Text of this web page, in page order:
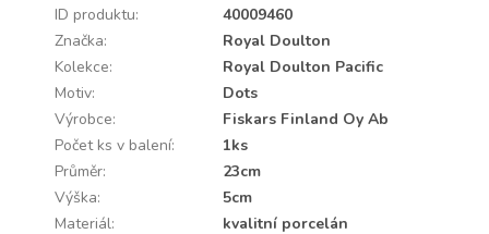
ID produktu:
40009460
Značka:
Royal Doulton
Kolekce:
Royal Doulton Pacific
Motiv:
Dots
Výrobce:
Fiskars Finland Oy Ab
Počet ks v balení:
1ks
Průměr:
23cm
Výška:
5cm
Materiál:
kvalitní porcelán